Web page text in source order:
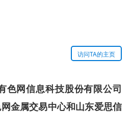
访问TA的主页
色网信息科技股份有限公司
金属交易中心和山东爱思信